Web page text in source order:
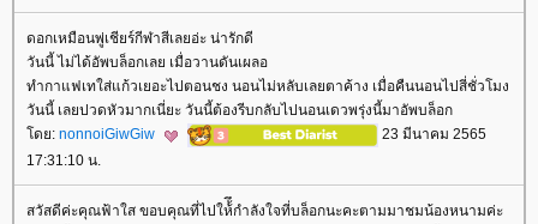
ดอกเหมือนพู่เชียร์กีฬาสีเลยอ่ะ น่ารักดี
วันนี้ ไม่ได้อัพบล็อกเลย เมื่อวานดันเผลอ
ทำกาแฟเทใส่แก้วเยอะไปตอนชง นอนไม่หลับเลยตาค้าง เมื่อคืนนอนไปสี่ชั่วโมง
วันนี้ เลยปวดหัวมากเนี่ยะ วันนี้ต้องรีบกลับไปนอนเดวพรุ่งนี้มาอัพบล็อก
ดย: nonnoiGiwGiw
23 มีนาคม 2565
17:31:10 น.
สวัสดีค่ะคุณฟ้าใส ขอบคุณที่ไปให้้ึกำลังใจที่บล็อกนะคะตามมาชมน้องหนามค่ะ